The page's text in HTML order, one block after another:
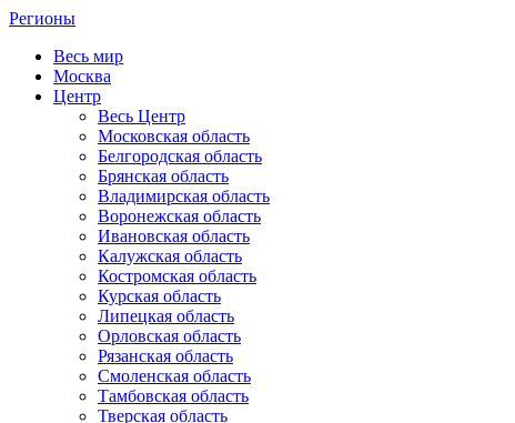
Регионы
Весь мир
Москва
Центр
Весь Центр
Московская область
Белгородская область
Брянская область
Владимирская область
Воронежская область
Ивановская область
Калужская область
Костромская область
Курская область
Липецкая область
Орловская область
Рязанская область
Смоленская область
Тамбовская область
Тверская область